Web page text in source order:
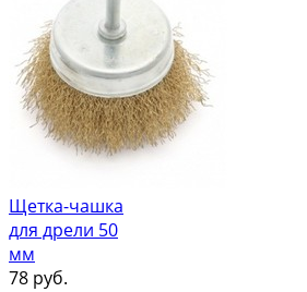
Щетка-чашка
для дрели 50
мм
78 руб.